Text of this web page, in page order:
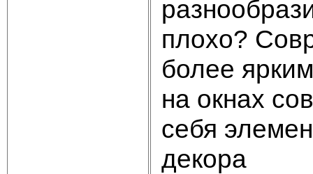
плохо?
более
на окнах
себя
декора